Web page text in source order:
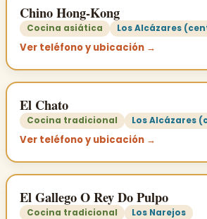
Chino Hong-Kong
Cocina asiática Los Alcázares
Ver teléfono y ubicación →
El Chato
Cocina tradicional Los Alcázares
Ver teléfono y ubicación →
El Gallego O Rey Do Pulpo
Cocina tradicional Los Narejos